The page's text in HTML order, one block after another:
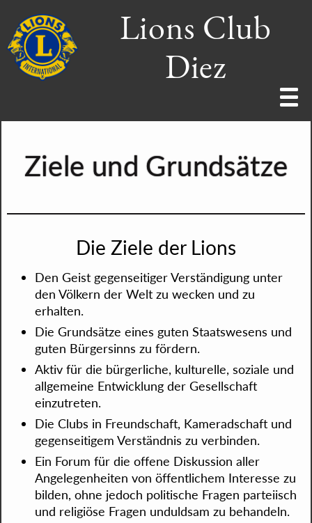
Lions Club
Diez
Presse
Lions Clubs
Vorstand
Datenschutz
Ziele und Grundsätze
Die Ziele der Lions
Den Geist gegenseitiger Verständigung unter
den Völkern der Welt zu wecken und zu
erhalten.
Die Grundsätze eines guten Staatswesens und
guten Bürgersinns zu fördern.
Aktiv für die bürgerliche, kulturelle, soziale und
allgemeine Entwicklung der Gesellschaft
einzutreten.
Die Clubs in Freundschaft, Kameradschaft und
gegenseitigem Verständnis zu verbinden.
Ein Forum für die offene Diskussion aller
Angelegenheiten von öffentlichem Interesse zu
bilden, ohne jedoch politische Fragen parteiisch
und religiöse Fragen unduldsam zu behandeln.